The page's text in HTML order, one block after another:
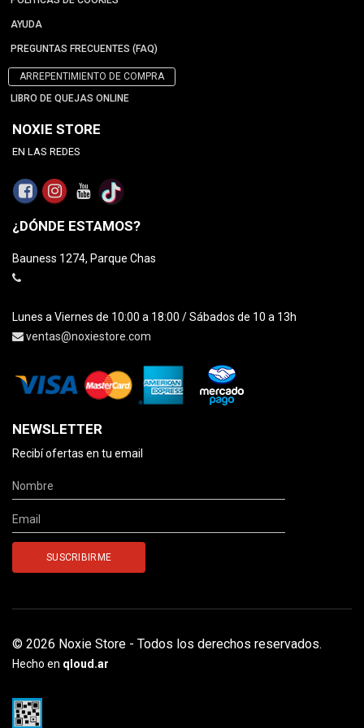
AYUDA
PREGUNTAS FRECUENTES (FAQ)
ARREPENTIMIENTO DE COMPRA
LIBRO DE QUEJAS ONLINE
NOXIE STORE
EN LAS REDES
¿DÓNDE ESTAMOS?
Bauness 1274, Parque Chas
Lunes a Viernes de 10:00 a 18:00 / Sábados de 10 a 13h
ventas@noxiestore.com
NEWSLETTER
Recibí ofertas en tu email
© 2026 Noxie Store - Todos los derechos reservados.
Hecho en qloud.ar